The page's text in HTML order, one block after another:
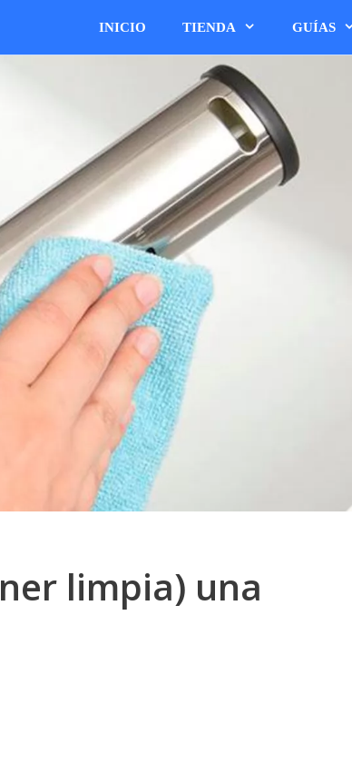
INICIO TIENDA GUÍAS
limpia) una